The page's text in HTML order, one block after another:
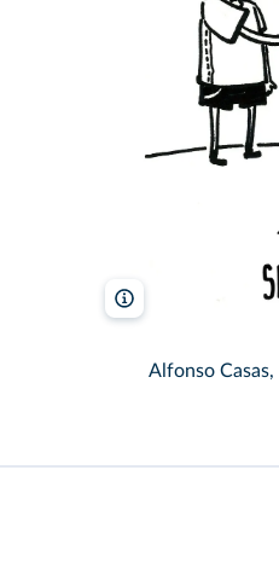
Alfonso Casas,